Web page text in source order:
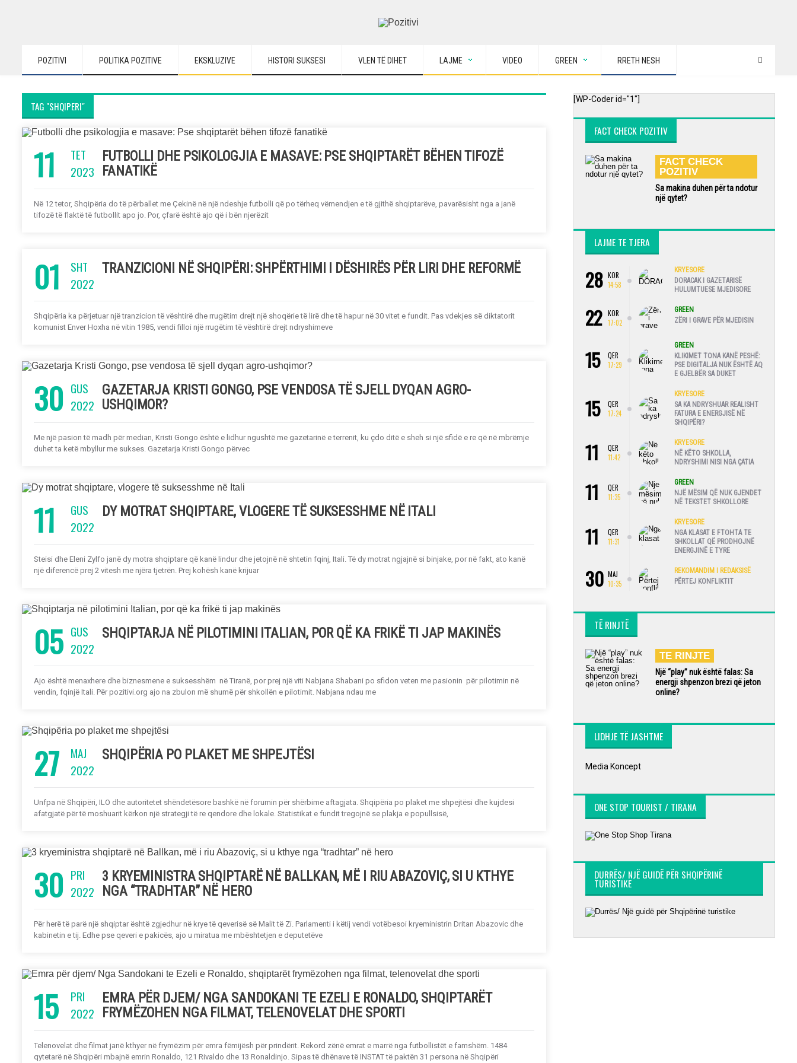
POZITIVI POLITIKA POZITIVE EKSKLUZIVE HISTORI SUKSESI VLEN TË DIHET LAJME VIDEO GREEN RRETH NESH
TAG "SHQIPERI"
11
TET
2023
FUTBOLLI DHE PSIKOLOGJIA E MASAVE: PSE SHQIPTARËT BËHEN TIFOZË
FANATIKË
Në 12 tetor, Shqipëria do të përballet me Çekinë në një ndeshje futbolli që po tërheq vëmendjen e të gjithë shqiptarëve, pavarësisht nga a janë
tifozë të flaktë të futbollit apo jo. Por, çfarë është ajo që i bën njerëzit
01
SHT
2022
TRANZICIONI NË SHQIPËRI: SHPËRTHIMI I DËSHIRËS PËR LIRI DHE REFORMË
Shqipëria ka përjetuar një tranzicion të vështirë dhe rrugëtim drejt një shoqërie të lirë dhe të hapur në 30 vitet e fundit. Pas vdekjes së diktatorit
komunist Enver Hoxha në vitin 1985, vendi filloi një rrugëtim të vështirë drejt ndryshimeve
30 GUS
2022
GAZETARJA KRISTI GONGO, PSE VENDOSA TË SJELL DYQAN AGRO-
USHQIMOR?
Me një pasion të madh për median, Kristi Gongo është e lidhur ngushtë me gazetarinë e terrenit, ku çdo ditë e sheh si një sfidë e re që në mbrëmje
duhet ta ketë mbyllur me sukses. Gazetarja Kristi Gongo përvec
11
GUS
2022
DY MOTRAT SHQIPTARE, VLOGERE TË SUKSESSHME NË ITALI
Steisi dhe Eleni Zylfo janë dy motra shqiptare që kanë lindur dhe jetojnë në shtetin fqinj, Itali. Të dy motrat ngjajnë si binjake, por në fakt, ato kanë
një diferencë prej 2 vitesh me njëra tjetrën. Prej kohësh kanë krijuar
05 GUS
2022
SHQIPTARJA NË PILOTIMINI ITALIAN, POR QË KA FRIKË TI JAP MAKINËS
Ajo është menaxhere dhe biznesmene e suksesshëm në Tiranë, por prej një viti Nabjana Shabani po sfidon veten me pasionin për pilotimin në
vendin, fqinjë Itali. Për pozitivi.org ajo na zbulon më shumë për shkollën e pilotimit. Nabjana ndau me
27
MAJ
2022
SHQIPËRIA PO PLAKET ME SHPEJTËSI
Unfpa në Shqipëri, ILO dhe autoritetet shëndetësore bashkë në forumin për shërbime aftagjata. Shqipëria po plaket me shpejtësi dhe kujdesi
afatgjatë për të moshuarit kërkon një strategji të re qendore dhe lokale. Statistikat e fundit tregojnë se plakja e popullsisë,
30 PRI
2022
3 KRYEMINISTRA SHQIPTARË NË BALLKAN, MË I RIU ABAZOVIÇ, SI U KTHYE
NGA “TRADHTAR” NË HERO
Për herë të parë një shqiptar është zgjedhur në krye të qeverisë së Malit të Zi. Parlamenti i këtij vendi votëbesoi kryeministrin Dritan Abazovic dhe
kabinetin e tij. Edhe pse qeveri e pakicës, ajo u miratua me mbështetjen e deputetëve
15
PRI
2022
EMRA PËR DJEM/ NGA SANDOKANI TE EZELI E RONALDO, SHQIPTARËT
FRYMËZOHEN NGA FILMAT, TELENOVELAT DHE SPORTI
Telenovelat dhe filmat janë kthyer në frymëzim për emra fëmijësh për prindërit. Rekord zënë emrat e marrë nga futbollistët e famshëm. 1484
qytetarë në Shqipëri mbajnë emrin Ronaldo, 121 Rivaldo dhe 13 Ronaldinjo. Sipas të dhënave të INSTAT të paktën 31 persona në Shqipëri
[WP-Coder id="1"]
FACT CHECK POZITIV
FACT CHECK
POZITIV
Sa makina duhen për ta ndotur
një qytet?
LAJME TE TJERA
28 KOR
14:58
KRYESORE
DORACAK I GAZETARISË
HULUMTUESE MJEDISORE
22
KOR
17:02
GREEN
ZËRI I GRAVE PËR MJEDISIN
15
QER
17:29
GREEN
KLIKIMET TONA KANË PESHË:
PSE DIGITALJA NUK ËSHTË AQ
E GJELBËR SA DUKET
15
QER
17:24
KRYESORE
SA KA NDRYSHUAR REALISHT
FATURA E ENERGJISË NË
SHQIPËRI?
11
QER
11:42
KRYESORE
NË KËTO SHKOLLA,
NDRYSHIMI NISI NGA ÇATIA
11
QER
11:35
GREEN
NJË MËSIM QË NUK GJENDET
NË TEKSTET SHKOLLORE
11
QER
11:31
KRYESORE
NGA KLASAT E FTOHTA TE
SHKOLLAT QË PRODHOJNË
ENERGJINË E TYRE
30 MAJ
10:35
REKOMANDIM I REDAKSISË
PËRTEJ KONFLIKTIT
TË RINJTË
TE RINJTE
Një “play” nuk është falas: Sa
energji shpenzon brezi që jeton
online?
LIDHJE TË JASHTME
Media Koncept
ONE STOP TOURIST / TIRANA
DURRËS/ NJË GUIDË PËR SHQIPËRINË
TURISTIKE